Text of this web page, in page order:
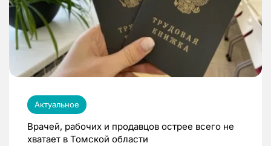
Актуальное
Врачей, рабочих и продавцов острее всего не
хватает в Томской области